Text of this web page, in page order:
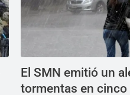
El SMN emitió un
tormentas en